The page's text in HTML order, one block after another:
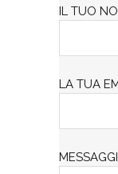
IL TUO
LA TUA